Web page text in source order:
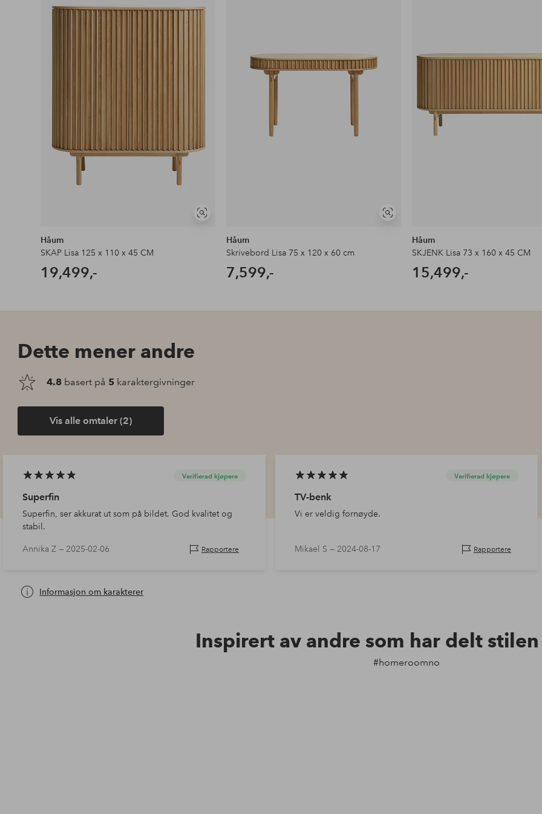
Vis
favoritter
Håum
SKAP Lisa 125 x 110 x 45 CM
19,499,-
Vis
Håum
Skrivebord Lisa 75 x 120 x 60 cm
7,599,-
Håum
SKJENK Lisa 73 x 160 x 45 CM
15,499,-
Dette mener andre
4.8 basert på 5 karaktergivninger
Vis alle omtaler (2)
Verifierad kjøpere
Superfin
Superfin, ser akkurat ut som på bildet. God kvalitet og
stabil.
Annika Z —2025-02-06 Rapportere
Verifierad kjøpere
TV-benk
Vi er veldig fornøyde.
Mikael S —2024-08-17 Rapportere
Informasjon om karakterer
Inspirert av andre som har delt
#homeroomno